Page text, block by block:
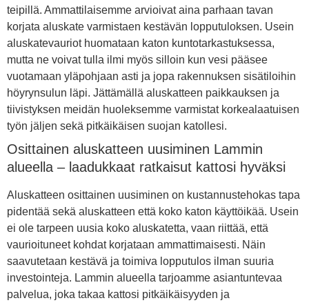
teipillä. Ammattilaisemme arvioivat aina parhaan tavan
korjata aluskate varmistaen kestävän lopputuloksen. Usein
aluskatevauriot huomataan katon kuntotarkastuksessa,
mutta ne voivat tulla ilmi myös silloin kun vesi pääsee
vuotamaan yläpohjaan asti ja jopa rakennuksen sisätiloihin
höyrynsulun läpi. Jättämällä aluskatteen paikkauksen ja
tiivistyksen meidän huoleksemme varmistat korkealaatuisen
työn jäljen sekä pitkäikäisen suojan katollesi.
Osittainen aluskatteen uusiminen Lammin
alueella – laadukkaat ratkaisut kattosi hyväksi
Aluskatteen osittainen uusiminen on kustannustehokas tapa
pidentää sekä aluskatteen että koko katon käyttöikää. Usein
ei ole tarpeen uusia koko aluskatetta, vaan riittää, että
vaurioituneet kohdat korjataan ammattimaisesti. Näin
saavutetaan kestävä ja toimiva lopputulos ilman suuria
investointeja. Lammin alueella tarjoamme asiantuntevaa
palvelua, joka takaa kattosi pitkäikäisyyden ja